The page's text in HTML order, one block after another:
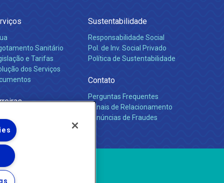
Sanitário
e Tarifas
dos Serviços
Sustentabilidade
Responsabilidade Social
Pol. de Inv. Social Privado
Política de Sustentabilidade
Contato
Perguntas Frequentes
Canais de Relacionamento
Denúncias de Fraudes